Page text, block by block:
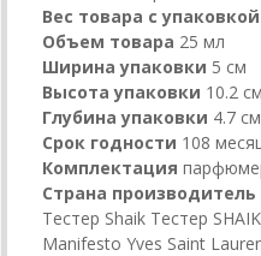
Вес товара с
Объем товара 25 мл
Ширина упаковки 5 см
Высота упаковки 10.2 см
Глубина упаковки 4.7 см
Срок годности 108
Комплектация
Страна производитель
Тестер Shaik Тестер
Manifesto Yves Saint